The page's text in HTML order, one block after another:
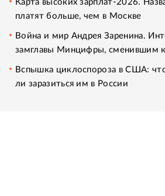
Карта высоких зарплат-2026.
платят больше, чем в Москве
Война и мир Андрея Заренина.
замглавы Минцифры, сменившим
Вспышка циклоспороза в США:
ли заразиться им в России